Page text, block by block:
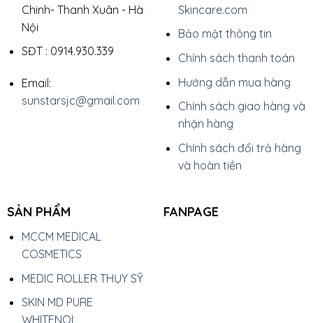
Chinh- Thanh Xuân - Hà
Nội
SĐT : 0914.930.339
Email:
sunstarsjc@gmail.com
Skincare.com
Bảo mật thông tin
Chính sách thanh toán
Hướng dẫn mua hàng
Chính sách giao hàng và
nhận hàng
Chính sách đổi trả hàng
và hoàn tiền
SẢN PHẨM
MCCM MEDICAL
COSMETICS
MEDIC ROLLER THỤY SỸ
SKIN MD PURE
WHITENOL
FANPAGE